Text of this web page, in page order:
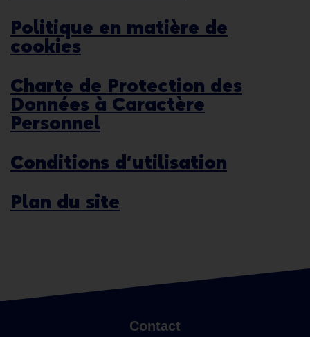
Politique en matière de
cookies
Charte de Protection des
Données à Caractère
Personnel
Conditions d’utilisation
Plan du site
Contact